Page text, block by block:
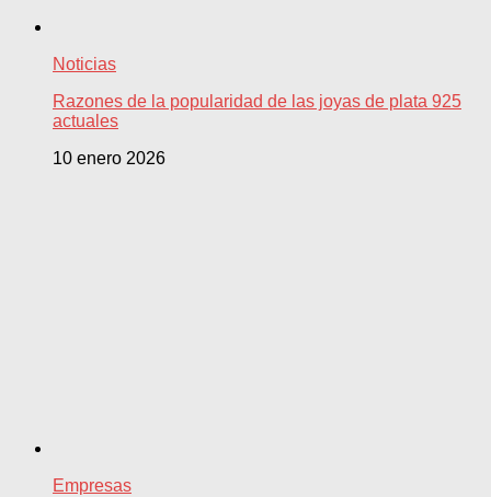
Noticias
Razones de la popularidad de las joyas de plata 925
actuales
10 enero 2026
Empresas